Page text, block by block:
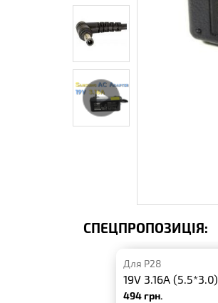
СПЕЦПРОПОЗИЦІЯ:
Для P28
19V 3.16A (5.5*3.0)
494 грн.